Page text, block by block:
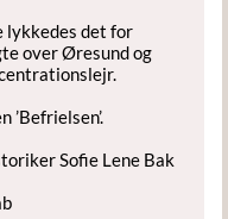
lykkedes det for
over Øresund og
’Befrielsen’.
Sofie Lene Bak